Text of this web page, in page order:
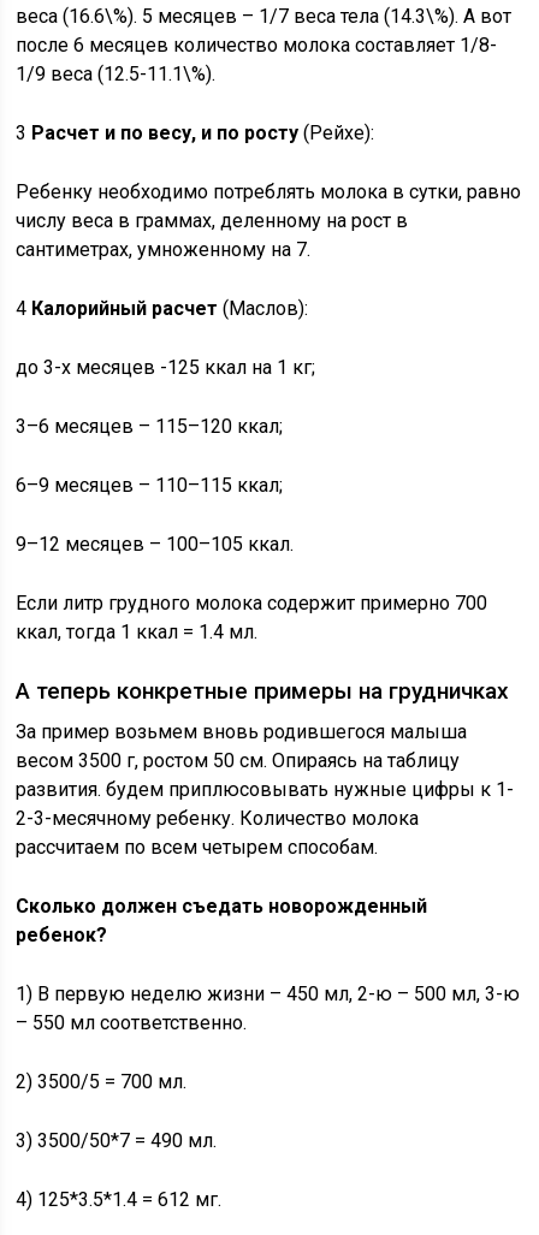
веса (16.6\%). 5 месяцев – 1/7 веса тела (14.3\%). А вот
после 6 месяцев количество молока составляет 1/8-
1/9 веса (12.5-11.1\%).
3 Расчет и по весу, и по росту (Рейхе):
Ребенку необходимо потреблять молока в сутки, равно
числу веса в граммах, деленному на рост в
сантиметрах, умноженному на 7.
4 Калорийный расчет (Маслов):
до 3-х месяцев -125 ккал на 1 кг;
3–6 месяцев – 115–120 ккал;
6–9 месяцев – 110–115 ккал;
9–12 месяцев – 100–105 ккал.
Если литр грудного молока содержит примерно 700
ккал, тогда 1 ккал = 1.4 мл.
А теперь конкретные примеры на грудничках
За пример возьмем вновь родившегося малыша
весом 3500 г, ростом 50 см. Опираясь на таблицу
развития. будем приплюсовывать нужные цифры к 1-
2-3-месячному ребенку. Количество молока
рассчитаем по всем четырем способам.
Сколько должен съедать новорожденный
ребенок?
1) В первую неделю жизни – 450 мл, 2-ю – 500 мл, 3-ю
– 550 мл соответственно.
2) 3500/5 = 700 мл.
3) 3500/50*7 = 490 мл.
4) 125*3.5*1.4 = 612 мг.